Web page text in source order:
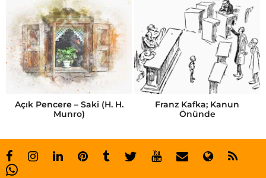
Açık Pencere – Saki (H. H.
Munro)
Franz Kafka; Kanun
Önünde